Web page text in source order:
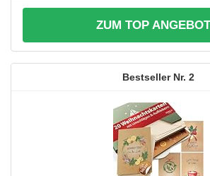
ZUM TOP
2